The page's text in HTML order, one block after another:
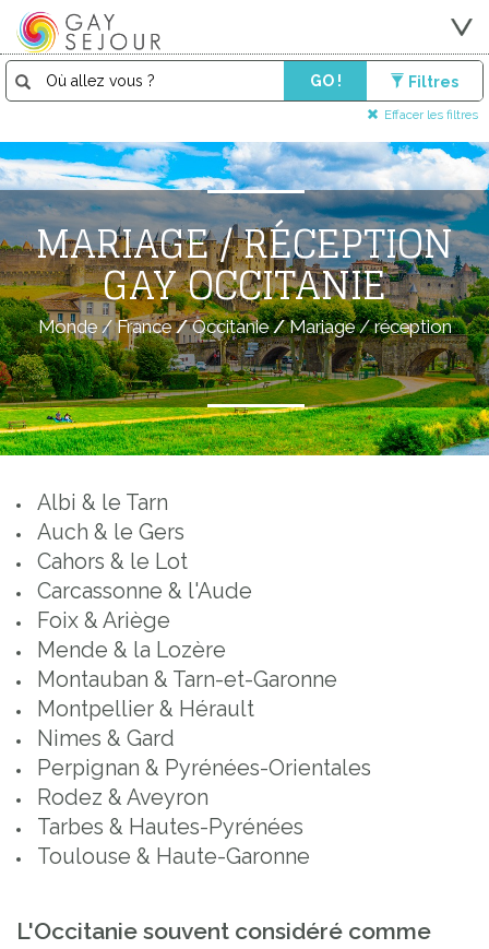
GO ! Filtres
Effacer les filtres
MARIAGE / RÉCEPTION
GAY OCCITANIE
Monde/France/Occitanie/Mariage / réception
Albi & le Tarn
Auch & le Gers
Cahors & le Lot
Carcassonne & l'Aude
Foix & Ariège
Mende & la Lozère
Montauban & Tarn-et-Garonne
Montpellier & Hérault
Nimes & Gard
Perpignan & Pyrénées-Orientales
Rodez & Aveyron
Tarbes & Hautes-Pyrénées
Toulouse & Haute-Garonne
L'Occitanie souvent considéré comme